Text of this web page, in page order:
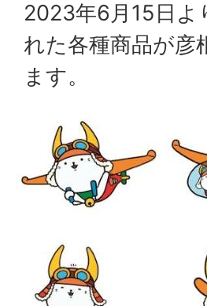
2023年6月15日よ
れた各種商品が彦
ます。